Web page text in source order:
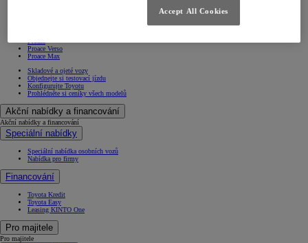
Proace Verso
Proace Max
Skladové a ojeté vozy
Objednejte si testovací jízdu
Konfigurujte Toyotu
Prohlédněte si ceníky všech modelů
Akční nabídky a financování
Akční nabídky a financování
Speciální nabídky
Speciální nabídka osobních vozů
Nabídka pro firmy
Financování
Toyota Kredit
Toyota Easy
Leasing KINTO One
Pro majitele
Pro majitele
Accept All Cookies